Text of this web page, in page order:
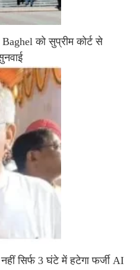
को सुप्रीम कोर्ट से
सिर्फ 3 घंटे में हटेगा फर्जी AI